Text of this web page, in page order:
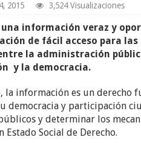
2015 3,524 Visualizaciones
información veraz y
de fácil acceso para
la administración
y la democracia.
la información es un derecho
democracia y participación
y determinar los
Estado Social de Derecho.